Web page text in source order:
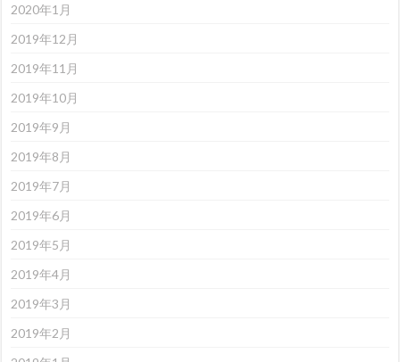
2020年1月
2019年12月
2019年11月
2019年10月
2019年9月
2019年8月
2019年7月
2019年6月
2019年5月
2019年4月
2019年3月
2019年2月